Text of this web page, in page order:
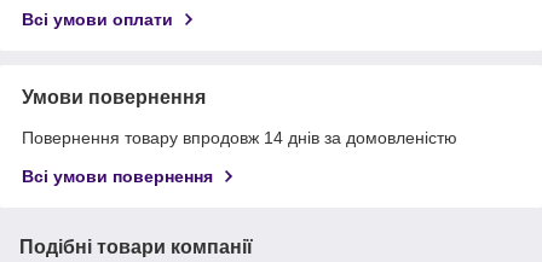
Всі умови оплати
Умови повернення
Повернення товару впродовж 14 днів за домовленістю
Всі умови повернення
Подібні товари компанії